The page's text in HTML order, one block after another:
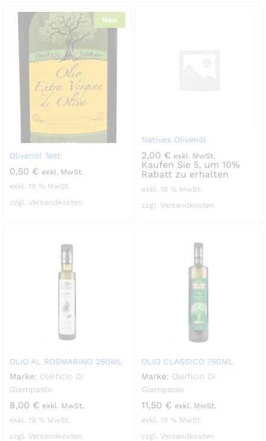
Neu
Olivenöl Test
0,50 € exkl. MwSt.
exkl. 19 % MwSt.
zzgl. Versandkosten
Natives Olivenöl
2,00 € exkl. MwSt.
Kaufen Sie 5, um 10%
Rabatt zu erhalten
exkl. 19 % MwSt.
zzgl. Versandkosten
OLIO AL ROSMARINO 250ML
Marke: Oleificio Di
Giampaolo
8,00 € exkl. MwSt.
exkl. 19 % MwSt.
zzgl. Versandkosten
OLIO CLASSICO 750ML
Marke: Oleificio Di
Giampaolo
11,50 € exkl. MwSt.
exkl. 19 % MwSt.
zzgl. Versandkosten